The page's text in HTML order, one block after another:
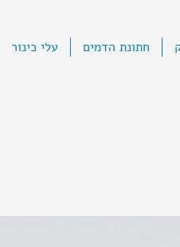
חתונת הדמים
עלי כינור